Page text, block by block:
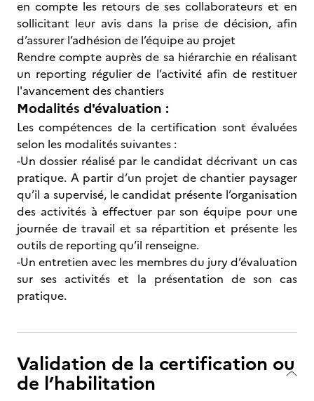
en compte les retours de ses collaborateurs et en
sollicitant leur avis dans la prise de décision, afin
d’assurer l’adhésion de l’équipe au projet
Rendre compte auprès de sa hiérarchie en réalisant
un reporting régulier de l’activité afin de restituer
l'avancement des chantiers
Modalités d'évaluation :
Les compétences de la certification sont évaluées
selon les modalités suivantes :
-Un dossier réalisé par le candidat décrivant un cas
pratique. A partir d’un projet de chantier paysager
qu’il a supervisé, le candidat présente l’organisation
des activités à effectuer par son équipe pour une
journée de travail et sa répartition et présente les
outils de reporting qu’il renseigne.
-Un entretien avec les membres du jury d’évaluation
sur ses activités et la présentation de son cas
pratique.
Validation de la certification ou
de l’habilitation